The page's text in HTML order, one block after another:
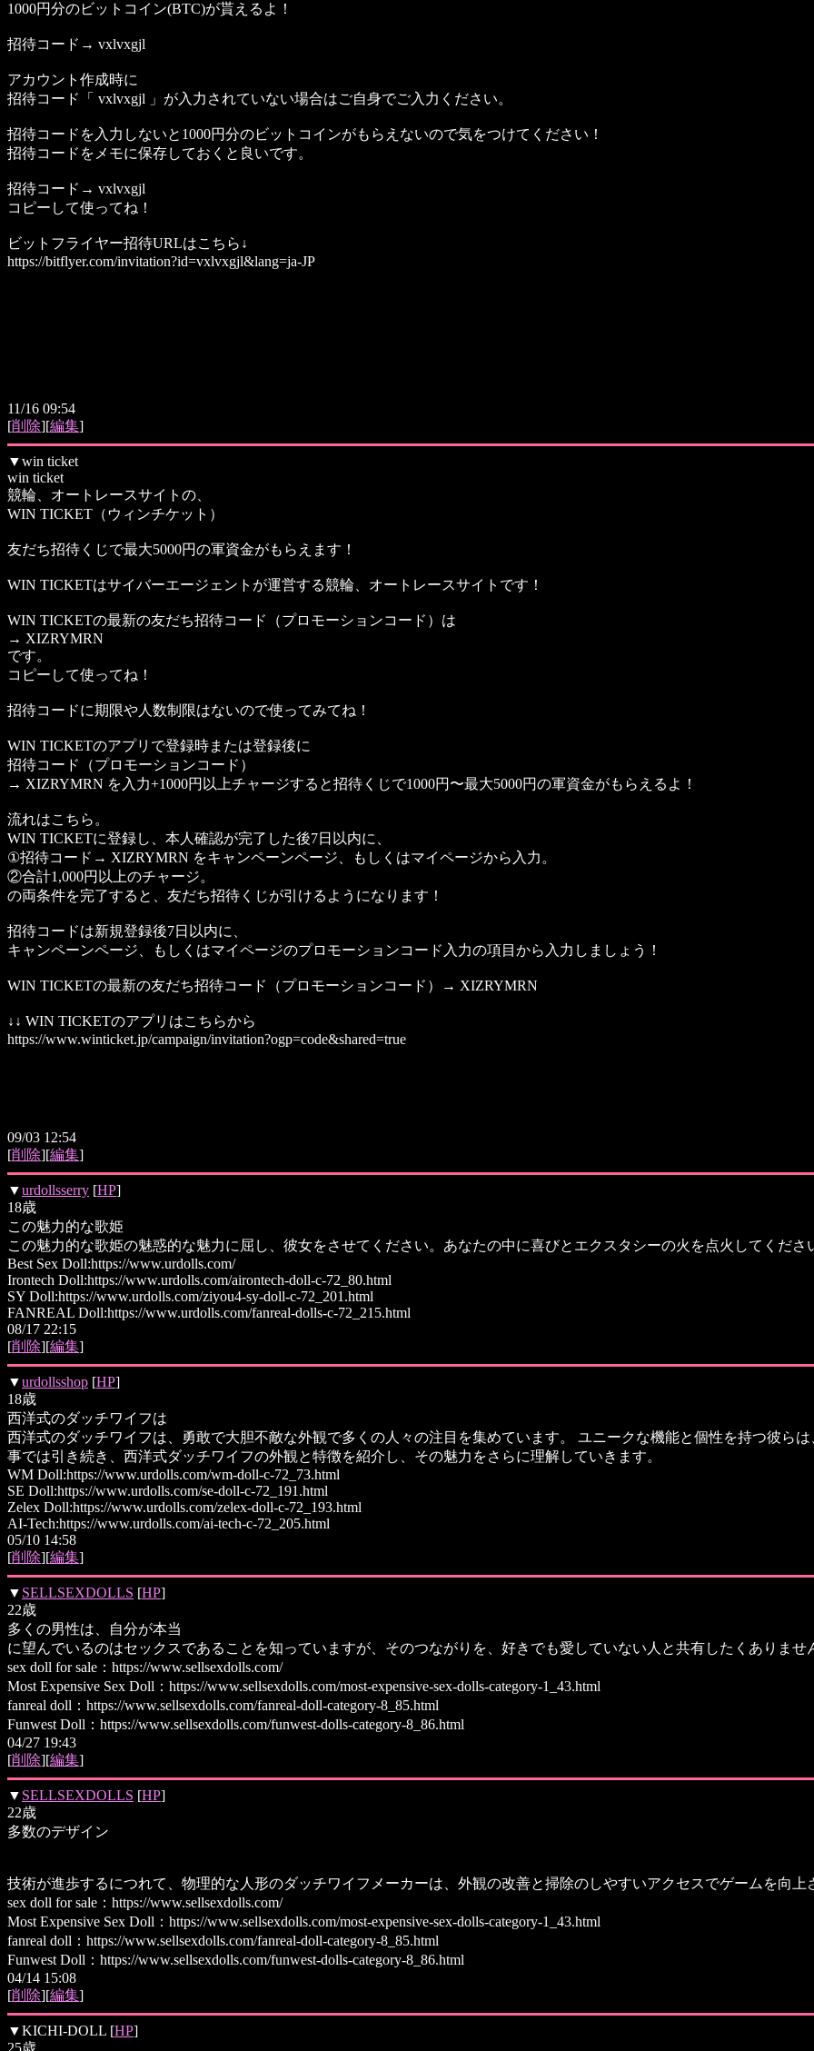
1000円分のビットコイン(BTC)が貰えるよ！
招待コード→ vxlvxgjl
アカウント作成時に
招待コード「 vxlvxgjl 」が入力されていない場合はご自身でご入力ください。
招待コードを入力しないと1000円分のビットコインがもらえないので気をつけてください！
招待コードをメモに保存しておくと良いです。
招待コード→ vxlvxgjl
コピーして使ってね！
ビットフライヤー招待URLはこちら↓
https://bitflyer.com/invitation?id=vxlvxgjl&lang=ja-JP
11/16 09:54
[削除][編集]
▼win ticket
win ticket
競輪、オートレースサイトの、
WIN TICKET（ウィンチケット）
友だち招待くじで最大5000円の軍資金がもらえます！
WIN TICKETはサイバーエージェントが運営する競輪、オートレースサイトです！
WIN TICKETの最新の友だち招待コード（プロモーションコード）は
→ XIZRYMRN
です。
コピーして使ってね！
招待コードに期限や人数制限はないので使ってみてね！
WIN TICKETのアプリで登録時または登録後に
招待コード（プロモーションコード）
→ XIZRYMRN を入力+1000円以上チャージすると招待くじで1000円〜最大5000円の軍資金がもらえるよ！
流れはこちら。
WIN TICKETに登録し、本人確認が完了した後7日以内に、
①招待コード→ XIZRYMRN をキャンペーンページ、もしくはマイページから入力。
②合計1,000円以上のチャージ。
の両条件を完了すると、友だち招待くじが引けるようになります！
招待コードは新規登録後7日以内に、
キャンペーンページ、もしくはマイページのプロモーションコード入力の項目から入力しましょう！
WIN TICKETの最新の友だち招待コード（プロモーションコード）→ XIZRYMRN
↓↓ WIN TICKETのアプリはこちらから
https://www.winticket.jp/campaign/invitation?ogp=code&shared=true
09/03 12:54
[削除][編集]
▼urdollsserry [HP]
18歳
この魅力的な歌姫
この魅力的な歌姫の魅惑的な魅力に屈し、彼女をさせてください。あなたの中に喜びとエクスタシーの火を点火してくださ
Best Sex Doll:https://www.urdolls.com/
Irontech Doll:https://www.urdolls.com/airontech-doll-c-72_80.html
SY Doll:https://www.urdolls.com/ziyou4-sy-doll-c-72_201.html
FANREAL Doll:https://www.urdolls.com/fanreal-dolls-c-72_215.html
08/17 22:15
[削除][編集]
▼urdollsshop [HP]
18歳
西洋式のダッチワイフは
西洋式のダッチワイフは、勇敢で大胆不敵な外観で多くの人々の注目を集めています。 ユニークな機能と個性を持つ彼ら
事では引き続き、西洋式ダッチワイフの外観と特徴を紹介し、その魅力をさらに理解していきます。
WM Doll:https://www.urdolls.com/wm-doll-c-72_73.html
SE Doll:https://www.urdolls.com/se-doll-c-72_191.html
Zelex Doll:https://www.urdolls.com/zelex-doll-c-72_193.html
AI-Tech:https://www.urdolls.com/ai-tech-c-72_205.html
05/10 14:58
[削除][編集]
▼ SELLSEXDOLLS [HP]
22歳
多くの男性は、自分が本当
に望んでいるのはセックスであることを知っていますが、そのつながりを、好きでも愛していない人と共有したくありませ
sex doll for sale：https://www.sellsexdolls.com/
Most Expensive Sex Doll：https://www.sellsexdolls.com/most-expensive-sex-dolls-category-1_43.html
fanreal doll：https://www.sellsexdolls.com/fanreal-doll-category-8_85.html
Funwest Doll：https://www.sellsexdolls.com/funwest-dolls-category-8_86.html
04/27 19:43
[削除][編集]
▼ SELLSEXDOLLS [HP]
22歳
多数のデザイン
技術が進歩するにつれて、物理的な人形のダッチワイフメーカーは、外観の改善と掃除のしやすいアクセスでゲームを向上
sex doll for sale：https://www.sellsexdolls.com/
Most Expensive Sex Doll：https://www.sellsexdolls.com/most-expensive-sex-dolls-category-1_43.html
fanreal doll：https://www.sellsexdolls.com/fanreal-doll-category-8_85.html
Funwest Doll：https://www.sellsexdolls.com/funwest-dolls-category-8_86.html
04/14 15:08
[削除][編集]
▼KICHI-DOLL [HP]
25歳